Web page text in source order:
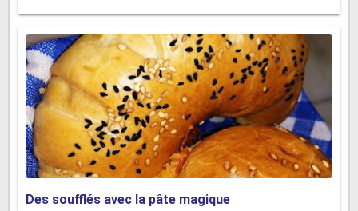
Des soufflés avec la pâte magique